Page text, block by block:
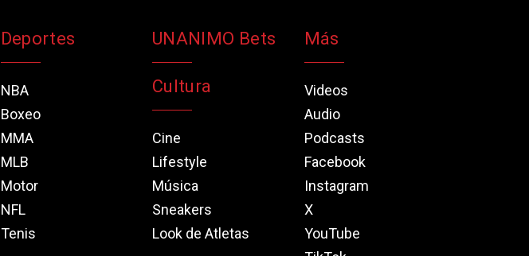
Deportes
NBA
Boxeo
MMA
MLB
Motor
NFL
Tenis
UNANIMO Bets
Cultura
Cine
Lifestyle
Música
Sneakers
Look de Atletas
Más
Videos
Audio
Podcasts
Facebook
Instagram
X
YouTube